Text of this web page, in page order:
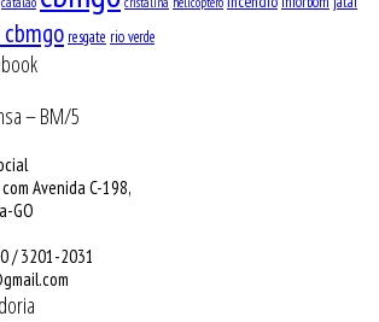
resgate rio verde
– BM/5
Avenida C-198,
GO
/ 3201-2031